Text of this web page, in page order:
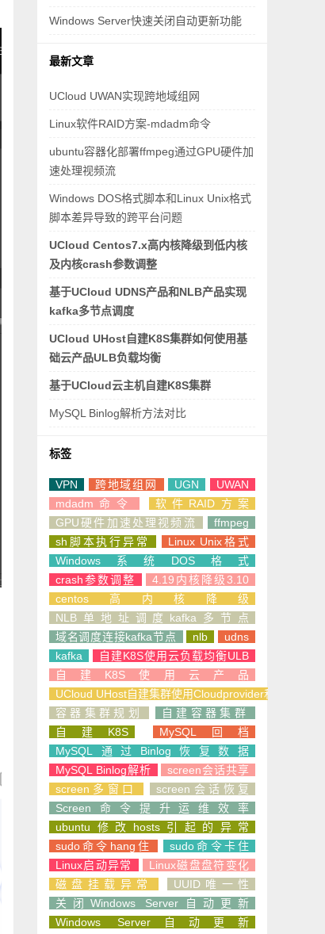
Windows Server快速关闭自动更新功能
最新文章
UCloud UWAN实现跨地域组网
Linux软件RAID方案-mdadm命令
ubuntu容器化部署ffmpeg通过GPU硬件加
速处理视频流
Windows DOS格式脚本和Linux Unix格式
脚本差异导致的跨平台问题
UCloud Centos7.x高内核降级到低内核
及内核crash参数调整
基于UCloud UDNS产品和NLB产品实现
kafka多节点调度
UCloud UHost自建K8S集群如何使用基
础云产品ULB负载均衡
基于UCloud云主机自建K8S集群
MySQL Binlog解析方法对比
标签
VPN 跨地域组网 UGN
UWAN
mdadm命令
软件RAID方案
GPU硬件加速处理视频流
ffmpeg
sh脚本执行异常
Linux Unix格式
Windows系统DOS格式
crash参数调整
4.19内核降级3.10
centos高内核降级
NLB单地址调度kafka多节点
域名调度连接kafka节点
nlb
udns
kafka
自建K8S使用云负载均衡ULB
自建K8S使用云产品
UCloud UHost自建集群使用Cloudprovider和CSI
容器集群规划
自建容器集群
自建K8S
MySQL回档
MySQL通过Binlog恢复数据
MySQL Binlog解析
screen会话共享
screen多窗口
screen会话恢复
Screen命令提升运维效率
ubuntu修改hosts引起的异常
sudo命令hang住
sudo命令卡住
Linux启动异常
Linux磁盘盘符变化
磁盘挂载异常
UUID唯一性
关闭Windows Server自动更新
Windows Server自动更新